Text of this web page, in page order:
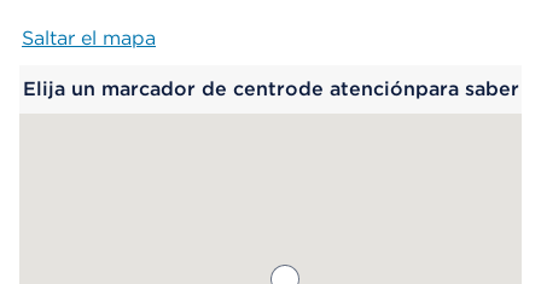
Saltar el mapa
Elija un marcador de centrode atenciónpara saber